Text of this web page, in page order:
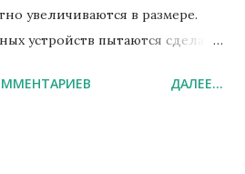
увеличиваются в размере.
устройств пытаются сделать
ДАЛЕЕ...